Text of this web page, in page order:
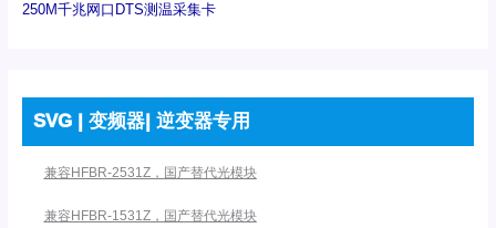
250M千兆网口DTS测温采集卡
SVG | 变频器| 逆变器专用
兼容HFBR-2531Z，国产替代光模块
兼容HFBR-1531Z，国产替代光模块